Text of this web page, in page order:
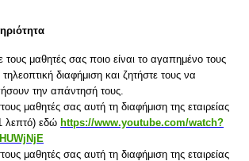
τους μαθητές σας ποιο είναι το αγαπημένο τους
τηλεοπτική διαφήμιση και ζητήστε τους να
την απάντησή τους.
μαθητές σας αυτή τη διαφήμιση της εταιρείας
λεπτό) εδώ https://www.youtube.com/watch?
μαθητές σας αυτή τη διαφήμιση της εταιρείας